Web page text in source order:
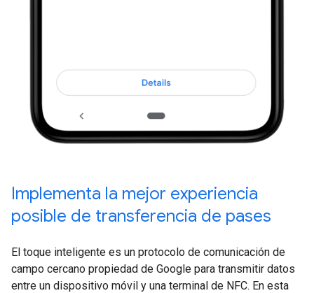
Implementa la mejor experiencia
posible de transferencia de pases
El toque inteligente es un protocolo de comunicación de
campo cercano propiedad de Google para transmitir datos
entre un dispositivo móvil y una terminal de NFC. En esta